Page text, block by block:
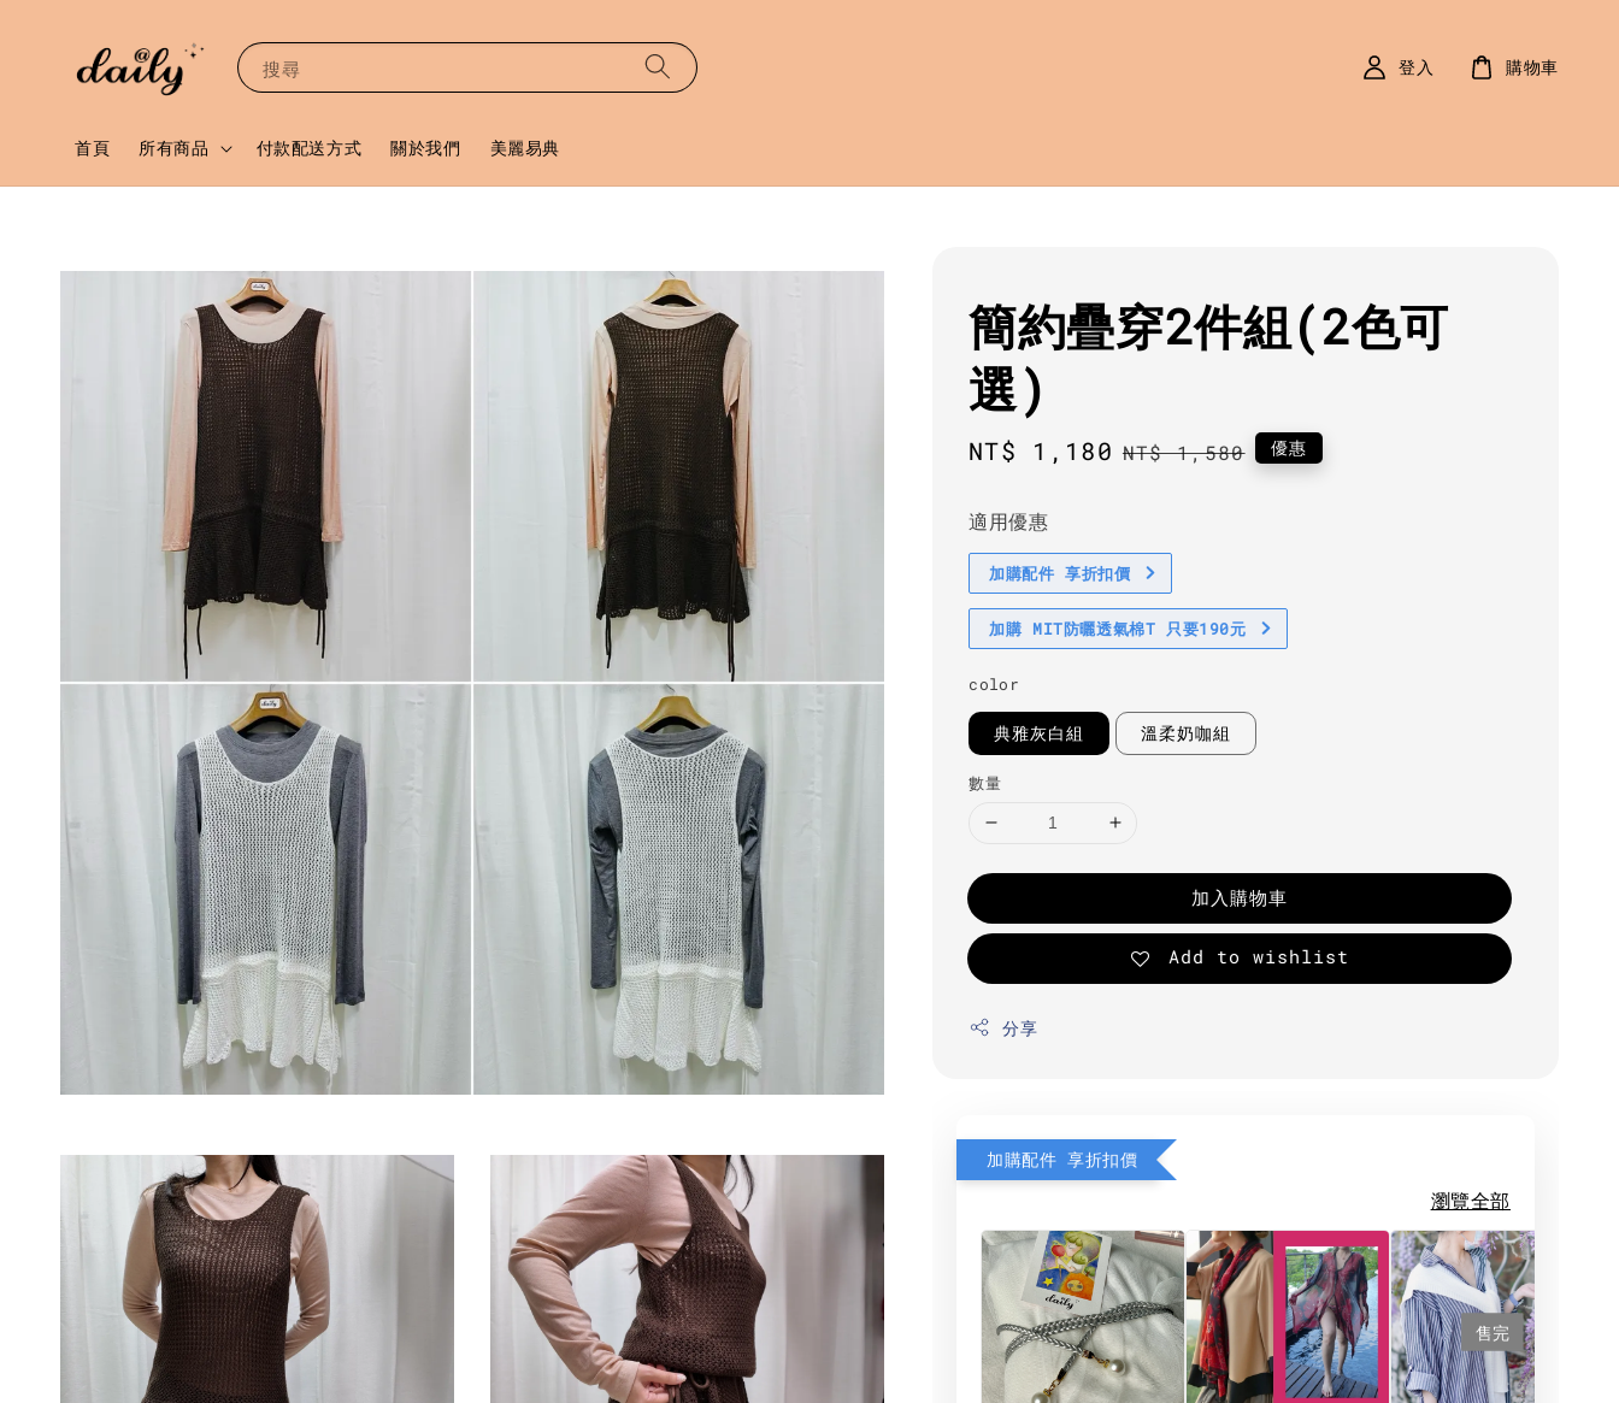
搜尋
首頁 所有商品 付款配送方式 關於我們 美麗易典
登入 購物車
簡約疊穿2件組(2色可
選)
Sale
NT$ 1,180 Regular
NT$ 1,580 優惠
適用優惠
加購配件 享折扣價
加購 MIT防曬透氣棉T 只要190元
color
典雅灰白組 溫柔奶咖組
數量
加入購物車
Add to wishlist
分享
加購配件 享折扣價
瀏覽全部
售完